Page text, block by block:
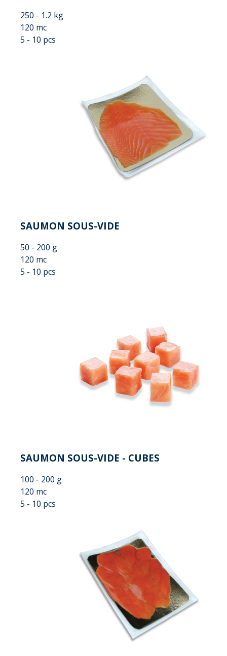
250 - 1.2 kg
120 mc
5 - 10 pcs
SAUMON SOUS-VIDE
50 - 200 g
120 mc
5 - 10 pcs
SAUMON SOUS-VIDE - CUBES
100 - 200 g
120 mc
5 - 10 pcs